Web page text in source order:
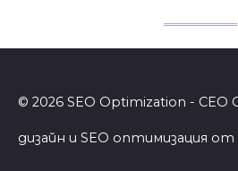
© 2026 SEO Optimization - СЕО
дизайн и SEO оптимизация от